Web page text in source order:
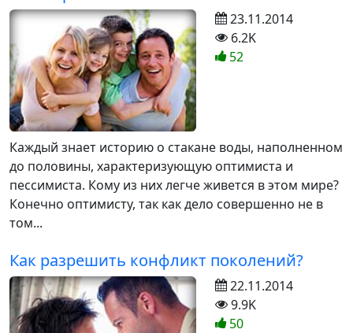
Каждый знает историю о стакане воды, наполненном
до половины, характеризующую оптимиста и
пессимиста. Кому из них легче живется в этом мире?
Конечно оптимисту, так как дело совершенно не в
том...
23.11.2014
6.2K
52
Как разрешить конфликт поколений?
22.11.2014
9.9K
50